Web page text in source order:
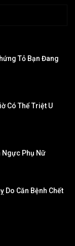
Tỏ Bạn Đang
Có Thể Triệt U
Ngực Phụ Nữ
Do Căn Bệnh Chết